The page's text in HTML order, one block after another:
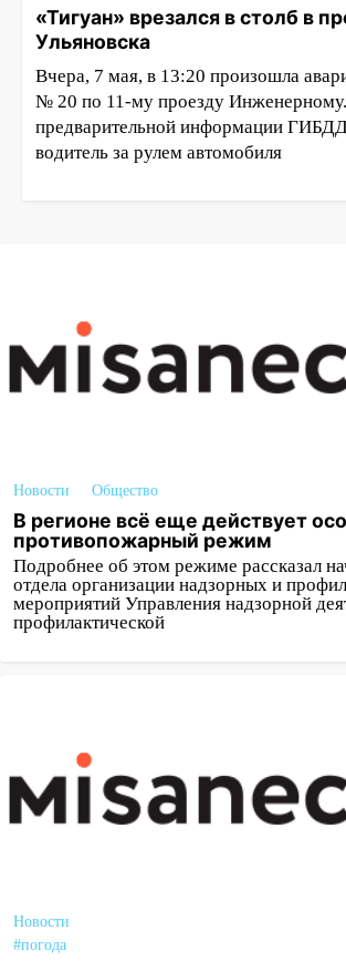
«Тигуан» врезался в столб в
Ульяновска
Вчера, 7 мая, в 13:20 произошла
№ 20 по 11-му проезду
предварительной информации
водитель за рулем автомобиля
Новости Общество
В регионе всё еще действует
противопожарный режим
Подробнее об этом режиме рассказал
отдела организации надзорных и
мероприятий Управления надзорной
профилактической
Новости
#погода